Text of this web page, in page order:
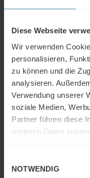
Diese Webseite
Wir verwenden
personalisieren,
zu können und die
analysieren.
Verwendung unserer
soziale Medien,
Partner führen diese
weiteren Daten
NOTWENDIG
wie Sie den
optimal begegnen
erschließen und
Mercuri Branchen-
Bauindustrie
Sales Excellence –
sprechen wir mit